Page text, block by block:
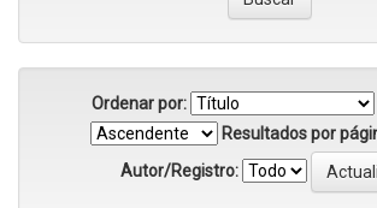
Ordenar por:
Resultados por
Autor/Registro: